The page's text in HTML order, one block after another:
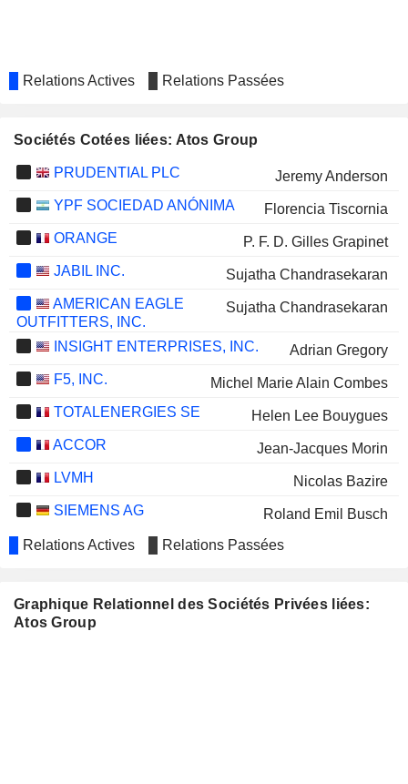
Relations Actives Relations Passées
Sociétés Cotées liées: Atos Group
PRUDENTIAL PLC
Jeremy Anderson
YPF SOCIEDAD ANÓNIMA
Florencia Tiscornia
ORANGE
P. F. D. Gilles Grapinet
JABIL INC.
Sujatha Chandrasekaran
AMERICAN EAGLE
OUTFITTERS, INC.
Sujatha Chandrasekaran
INSIGHT ENTERPRISES, INC.
Adrian Gregory
F5, INC.
Michel Marie Alain Combes
TOTALENERGIES SE
Helen Lee Bouygues
ACCOR
Jean-Jacques Morin
LVMH
Nicolas Bazire
SIEMENS AG
Roland Emil Busch
SAINT-GOBAIN
Jean-François Cirelli
Relations Actives Relations Passées
Graphique Relationnel des Sociétés Privées liées:
Atos Group